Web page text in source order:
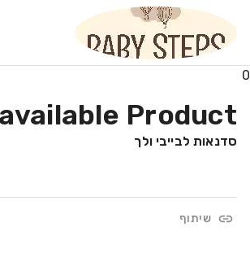
0
Product
סדנאות לבייבי ולך
שיתוף